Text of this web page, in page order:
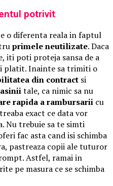
potrivit
o diferenta reala in faptul
primele neutilizate. Daca
iti poti proteja sansa de a
platit. Inainte sa trimiti o
din contract si
tale, ca nimic sa nu
rapida a rambursarii cu
exact ce data vor
Nu trebuie sa te simti
fac asta cand isi schimba
pastreaza copii ale tuturor
Astfel, ramai in
pe masura ce se schimba